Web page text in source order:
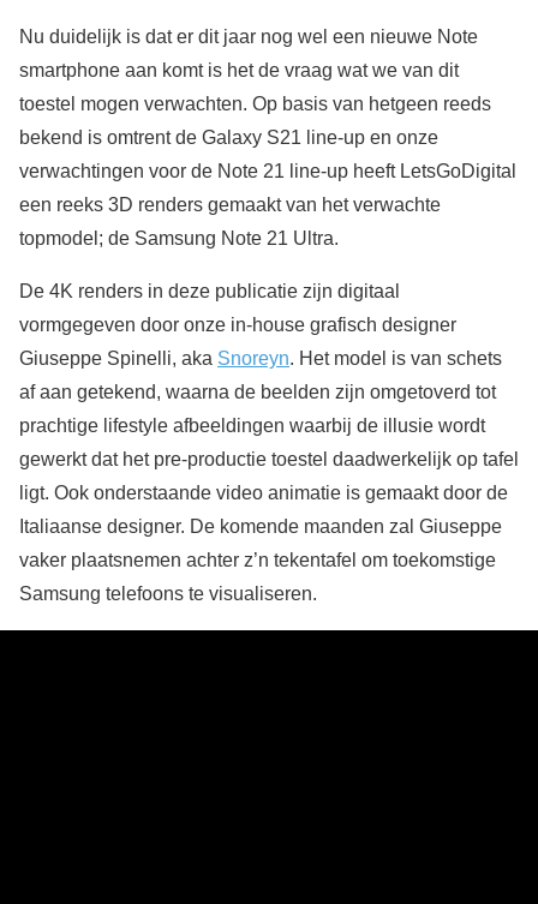
Nu duidelijk is dat er dit jaar nog wel een nieuwe Note
smartphone aan komt is het de vraag wat we van dit
toestel mogen verwachten. Op basis van hetgeen reeds
bekend is omtrent de Galaxy S21 line-up en onze
verwachtingen voor de Note 21 line-up heeft LetsGoDigital
een reeks 3D renders gemaakt van het verwachte
topmodel; de Samsung Note 21 Ultra.
De 4K renders in deze publicatie zijn digitaal
vormgegeven door onze in-house grafisch designer
Giuseppe Spinelli, aka Snoreyn. Het model is van schets
af aan getekend, waarna de beelden zijn omgetoverd tot
prachtige lifestyle afbeeldingen waarbij de illusie wordt
gewerkt dat het pre-productie toestel daadwerkelijk op tafel
ligt. Ook onderstaande video animatie is gemaakt door de
Italiaanse designer. De komende maanden zal Giuseppe
vaker plaatsnemen achter z’n tekentafel om toekomstige
Samsung telefoons te visualiseren.